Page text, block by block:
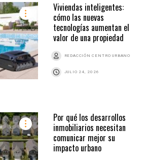
Viviendas inteligentes:
cómo las nuevas
tecnologías aumentan el
valor de una propiedad
REDACCIÓN CENTRO URBANO
JULIO 24, 2026
Por qué los desarrollos
inmobiliarios necesitan
comunicar mejor su
impacto urbano